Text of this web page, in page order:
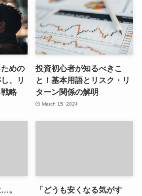
めの
、リ
略
投資初心者が知るべきこ
と！基本用語とリスク・リ
ターン関係の解明
March 15, 2024
。
「どうも安くなる気がす